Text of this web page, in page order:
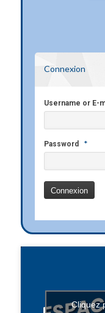
Connexion
Username or E-
Password *
Cliquez